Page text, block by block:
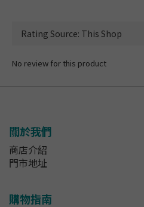
No review for this product
關於我們
商店介紹
門市地址
購物指南